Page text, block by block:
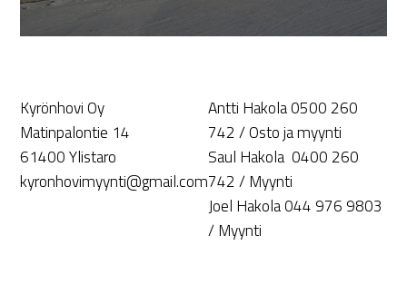
Kyrönhovi Oy
Matinpalontie 14
61400 Ylistaro
kyronhovimyynti@gmail.com
Antti Hakola 0500 260
742 / Osto ja myynti
Saul Hakola 0400 260
742 / Myynti
Joel Hakola 044 976 9803
/ Myynti